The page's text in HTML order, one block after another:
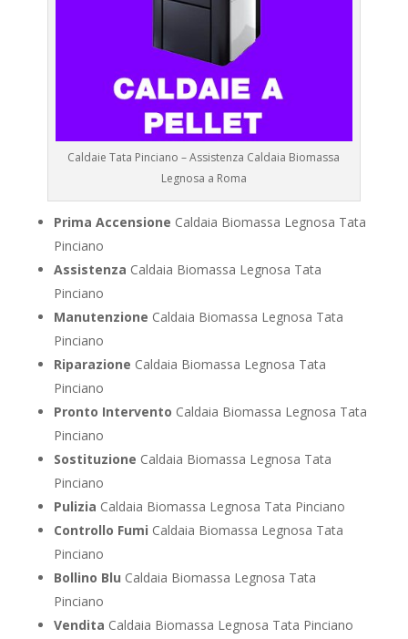
Caldaie Tata Pinciano – Assistenza Caldaia Biomassa
Legnosa a Roma
Prima Accensione Caldaia Biomassa Legnosa Tata
Pinciano
Assistenza Caldaia Biomassa Legnosa Tata
Pinciano
Manutenzione Caldaia Biomassa Legnosa Tata
Pinciano
Riparazione Caldaia Biomassa Legnosa Tata
Pinciano
Pronto Intervento Caldaia Biomassa Legnosa Tata
Pinciano
Sostituzione Caldaia Biomassa Legnosa Tata
Pinciano
Pulizia Caldaia Biomassa Legnosa Tata Pinciano
Controllo Fumi Caldaia Biomassa Legnosa Tata
Pinciano
Bollino Blu Caldaia Biomassa Legnosa Tata
Pinciano
Vendita Caldaia Biomassa Legnosa Tata Pinciano